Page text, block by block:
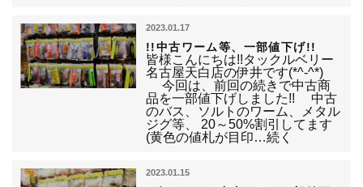
2023.01.17
!!中古ワーム等、一部値下げ!!
皆様こんにちは!!タックルベリー
名古屋天白店の伊井です(*^-^*)
今回は、前回の続きで中古商
品を一部値下げしました!! 中古
のバス、ソルトのワーム、メタル
ジグ等、 20～50%割引してます
(黄色の値札が目印…続く
2023.01.15